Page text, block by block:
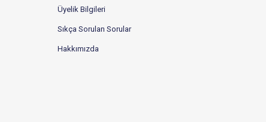
Üyelik Bilgileri
Sıkça Sorulan Sorular
Hakkımızda